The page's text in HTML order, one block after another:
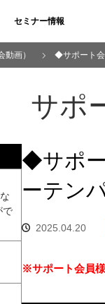
セミナー情報
画） ◆サポート会
サポ
◆サポ
ーテン
2025.04.20
※サポート会員
で